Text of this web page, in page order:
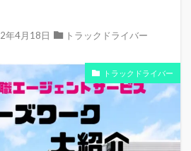
年4月18日
トラックドライバー
トラックドライバー